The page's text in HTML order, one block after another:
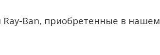
Ray-Ban, приобретенные в нашем